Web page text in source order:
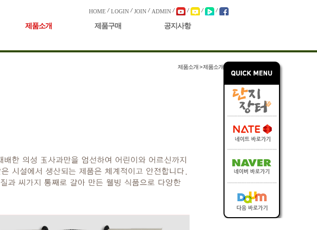
HOME LOGIN JOIN ADMIN
제품소개 제품구매 공지사항
제품소개 > 제품소개